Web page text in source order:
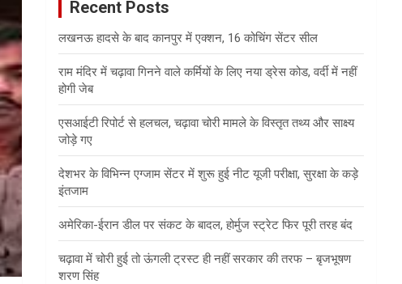
Recent Posts
लखनऊ हादसे के बाद कानपुर में एक्शन, 16 कोचिंग सेंटर सील
राम मंदिर में चढ़ावा गिनने वाले कर्मियों के लिए नया ड्रेस कोड, वर्दी में नहीं
होगी जेब
एसआईटी रिपोर्ट से हलचल, चढ़ावा चोरी मामले के विस्तृत तथ्य और साक्ष्य
जोड़े गए
देशभर के विभिन्न एग्जाम सेंटर में शुरू हुई नीट यूजी परीक्षा, सुरक्षा के कड़े
इंतजाम
अमेरिका-ईरान डील पर संकट के बादल, होर्मुज स्ट्रेट फिर पूरी तरह बंद
चढ़ावा में चोरी हुई तो ऊंगली ट्रस्ट ही नहीं सरकार की तरफ – बृजभूषण
शरण सिंह